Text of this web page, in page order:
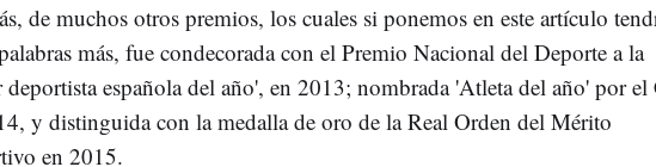
de muchos otros premios, los cuales si ponemos en este artículo
más,​ fue condecorada con el Premio Nacional del Deporte a la
española del año', en 2013; nombrada 'Atleta del año' por el
y distinguida con la medalla de oro de la Real Orden del Mérito
en 2015.